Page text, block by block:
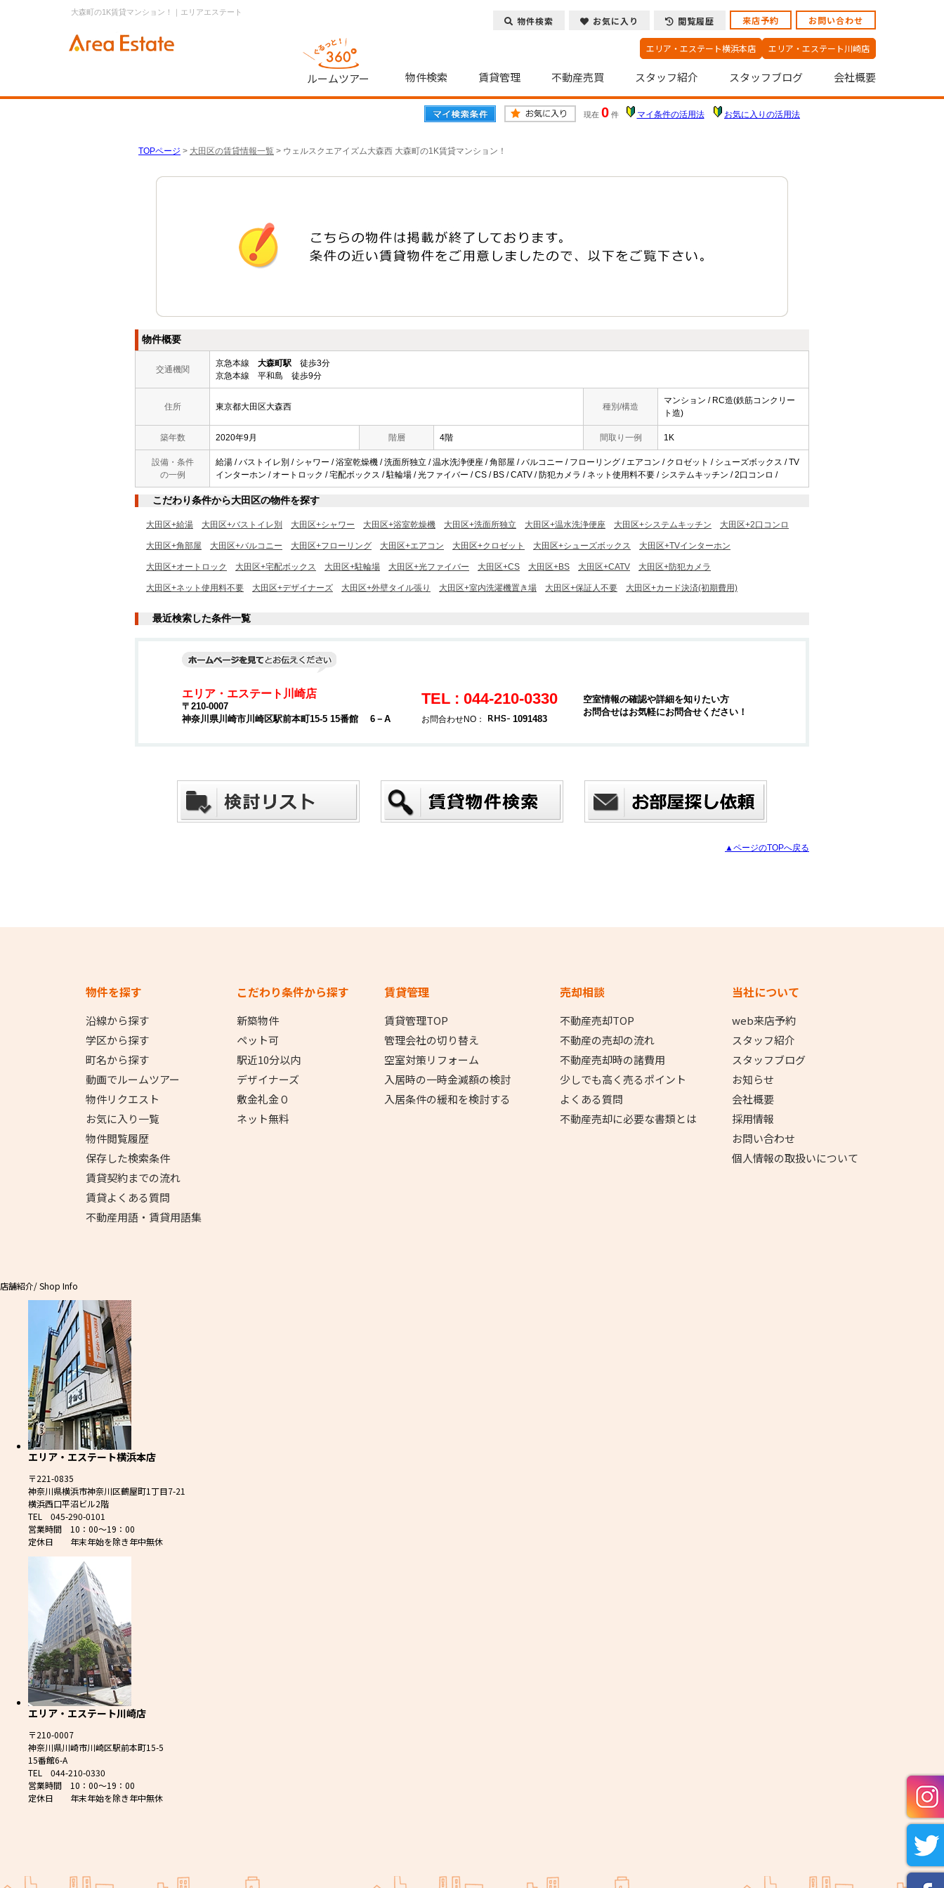
大森町の1K賃貸マンション！｜エリアエステート
物件検索 お気に入り 閲覧履歴 来店予約 お問い合わせ
エリア・エステート横浜本店 エリア・エステート川崎店
ルームツアー 物件検索 賃貸管理 不動産売買 スタッフ紹介 スタッフブログ 会社概要
現在 0 件 マイ条件の活用法 お気に入りの活用法
TOPページ > 大田区の賃貸情報一覧 > ウェルスクエアイズム大森西 大森町の1K賃貸マンション！
物件概要
交通機関
京急本線 大森町駅 徒歩3分
京急本線 平和島 徒歩9分
住所 東京都大田区大森西 種別/構造
マンション / RC造(鉄筋コンクリー
ト造)
築年数 2020年9月 階層 4階 間取り一例 1K
設備・条件
の一例
給湯 / バストイレ別 / シャワー / 浴室乾燥機 / 洗面所独立 / 温水洗浄便座 / 角部屋 / バルコニー / フローリング / エアコン / クロゼット / シューズボックス / TV
インターホン / オートロック / 宅配ボックス / 駐輪場 / 光ファイバー / CS / BS / CATV / 防犯カメラ / ネット使用料不要 / システムキッチン / 2口コンロ /
こだわり条件から大田区の物件を探す
大田区+給湯 大田区+バストイレ別 大田区+シャワー 大田区+浴室乾燥機 大田区+洗面所独立 大田区+温水洗浄便座 大田区+システムキッチン 大田区+2口コンロ
大田区+角部屋 大田区+バルコニー 大田区+フローリング 大田区+エアコン 大田区+クロゼット 大田区+シューズボックス 大田区+TVインターホン
大田区+オートロック 大田区+宅配ボックス 大田区+駐輪場 大田区+光ファイバー 大田区+CS 大田区+BS 大田区+CATV 大田区+防犯カメラ
大田区+ネット使用料不要 大田区+デザイナーズ 大田区+外壁タイル張り 大田区+室内洗濯機置き場 大田区+保証人不要 大田区+カード決済(初期費用)
最近検索した条件一覧
エリア・エステート川崎店
〒210-0007
神奈川県川崎市川崎区駅前本町15-5 15番館 6－A
TEL : 044-210-0330
お問合わせNO： 1091483
空室情報の確認や詳細を知りたい方
お問合せはお気軽にお問合せください！
▲ページのTOPへ戻る
物件を探す
沿線から探す
学区から探す
町名から探す
動画でルームツアー
物件リクエスト
お気に入り一覧
物件閲覧履歴
保存した検索条件
賃貸契約までの流れ
賃貸よくある質問
不動産用語・賃貸用語集
こだわり条件から探す
新築物件
ペット可
駅近10分以内
デザイナーズ
敷金礼金０
ネット無料
賃貸管理
賃貸管理TOP
管理会社の切り替え
空室対策リフォーム
入居時の一時金減額の検討
入居条件の緩和を検討する
売却相談
不動産売却TOP
不動産の売却の流れ
不動産売却時の諸費用
少しでも高く売るポイント
よくある質問
不動産売却に必要な書類とは
当社について
web来店予約
スタッフ紹介
スタッフブログ
お知らせ
会社概要
採用情報
お問い合わせ
個人情報の取扱いについて
店舗紹介/ Shop Info
エリア・エステート横浜本店
〒221-0835
神奈川県横浜市神奈川区鶴屋町1丁目7-21
横浜西口平沼ビル2階
TEL 045-290-0101
営業時間 10：00～19：00
定休日 年末年始を除き年中無休
エリア・エステート川崎店
〒210-0007
神奈川県川崎市川崎区駅前本町15-5
15番館6-A
TEL 044-210-0330
営業時間 10：00～19：00
定休日 年末年始を除き年中無休